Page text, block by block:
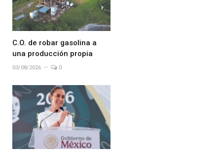
C.O. de robar gasolina a
una producción propia
03/08/2026 0